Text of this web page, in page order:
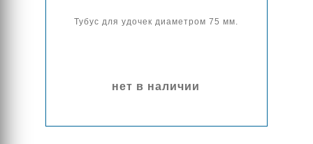
Тубус для удочек диаметром 75 мм.
нет в наличии